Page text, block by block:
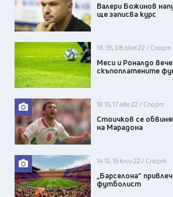
Валери Божинов
ще записва курс
18:35, 08 окт 22 / Спорт
Меси и Роналдо
скъпоплатените
19:15, 17 авг 22 / Спорт
Стоичков се
на Марадона
14:12, 15 юли 22 / Спорт
„Барселона“
футболист